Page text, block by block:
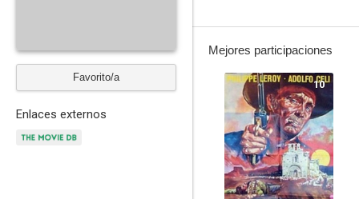
Favorito/a
Enlaces externos
Mejores participaciones
10